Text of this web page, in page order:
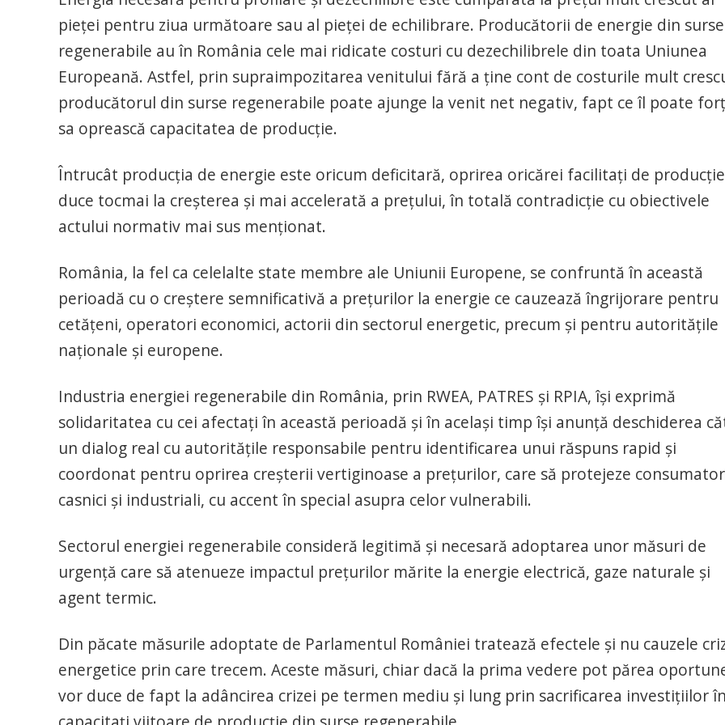
pieței pentru ziua următoare sau al pieței de echilibrare. Producătorii de energie din surse
regenerabile au în România cele mai ridicate costuri cu dezechilibrele din toata Uniunea
Europeană. Astfel, prin supraimpozitarea venitului fără a ține cont de costurile mult
producătorul din surse regenerabile poate ajunge la venit net negativ, fapt ce îl poate
sa oprească capacitatea de producție.
Întrucât producția de energie este oricum deficitară, oprirea oricărei facilitați de producție
duce tocmai la creșterea și mai accelerată a prețului, în totală contradicție cu obiectivele
actului normativ mai sus menționat.
România, la fel ca celelalte state membre ale Uniunii Europene, se confruntă în această
perioadă cu o creștere semnificativă a prețurilor la energie ce cauzează îngrijorare pentru
cetățeni, operatori economici, actorii din sectorul energetic, precum și pentru autoritățile
naționale și europene.
Industria energiei regenerabile din România, prin RWEA, PATRES și RPIA, își exprimă
solidaritatea cu cei afectați în această perioadă și în același timp își anunță deschiderea
un dialog real cu autoritățile responsabile pentru identificarea unui răspuns rapid și
coordonat pentru oprirea creșterii vertiginoase a prețurilor, care să protejeze
casnici și industriali, cu accent în special asupra celor vulnerabili.
Sectorul energiei regenerabile consideră legitimă și necesară adoptarea unor măsuri de
urgență care să atenueze impactul prețurilor mărite la energie electrică, gaze naturale și
agent termic.
Din păcate măsurile adoptate de Parlamentul României tratează efectele și nu cauzele
energetice prin care trecem. Aceste măsuri, chiar dacă la prima vedere pot părea
vor duce de fapt la adâncirea crizei pe termen mediu și lung prin sacrificarea investițiilor în